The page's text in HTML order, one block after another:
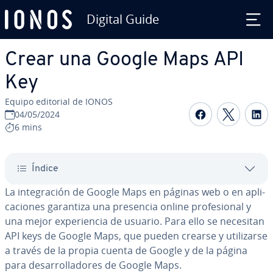
Digital Guide
Crear una Google Maps API
Key
Equipo editorial de IONOS
04/05/2024
6 mins
Compartir
Índice
La in­te­gra­ción de Google Maps en páginas web o en apli­
ca­cio­nes garantiza una presencia online pro­fe­sio­nal y
una mejor ex­pe­rie­n­cia de usuario. Para ello se necesitan
API keys de Google Maps, que pueden crearse y uti­li­zar­se
a través de la propia cuenta de Google y de la página
para de­sa­rro­lla­do­res de Google Maps.